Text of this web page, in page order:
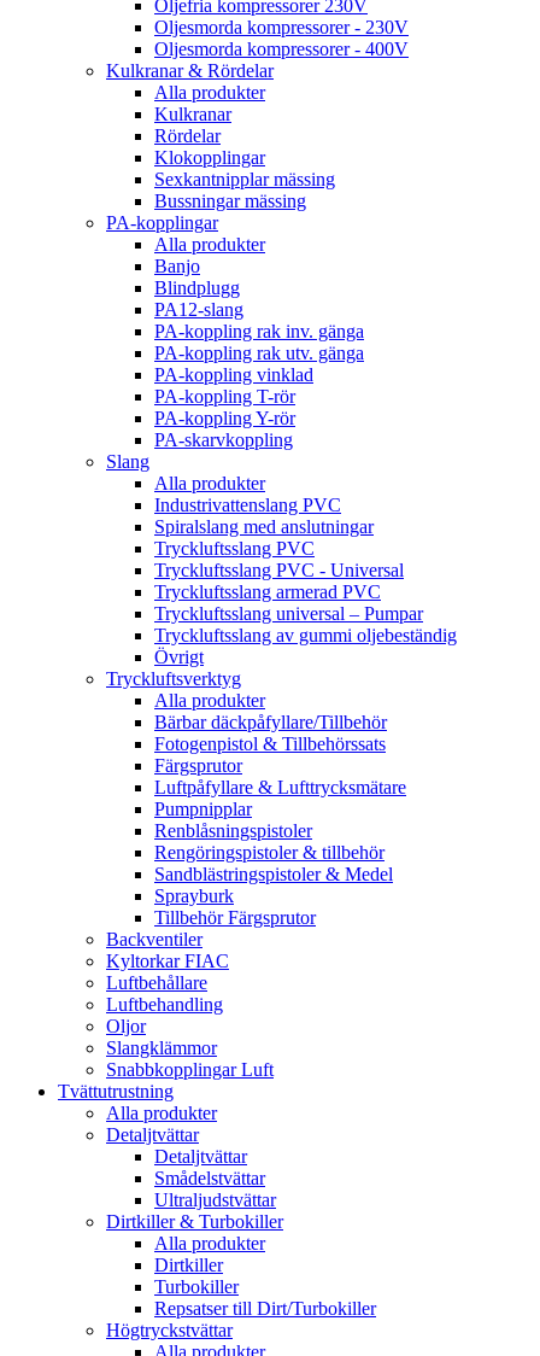
Oljefria kompressorer 230V
Oljesmorda kompressorer - 230V
Oljesmorda kompressorer - 400V
Kulkranar & Rördelar
Alla produkter
Kulkranar
Rördelar
Klokopplingar
Sexkantnipplar mässing
Bussningar mässing
PA-kopplingar
Alla produkter
Banjo
Blindplugg
PA12-slang
PA-koppling rak inv. gänga
PA-koppling rak utv. gänga
PA-koppling vinklad
PA-koppling T-rör
PA-koppling Y-rör
PA-skarvkoppling
Slang
Alla produkter
Industrivattenslang PVC
Spiralslang med anslutningar
Tryckluftsslang PVC
Tryckluftsslang PVC - Universal
Tryckluftsslang armerad PVC
Tryckluftsslang universal – Pumpar
Tryckluftsslang av gummi oljebeständig
Övrigt
Tryckluftsverktyg
Alla produkter
Bärbar däckpåfyllare/Tillbehör
Fotogenpistol & Tillbehörssats
Färgsprutor
Luftpåfyllare & Lufttrycksmätare
Pumpnipplar
Renblåsningspistoler
Rengöringspistoler & tillbehör
Sandblästringspistoler & Medel
Sprayburk
Tillbehör Färgsprutor
Backventiler
Kyltorkar FIAC
Luftbehållare
Luftbehandling
Oljor
Slangklämmor
Snabbkopplingar Luft
Tvättutrustning
Alla produkter
Detaljtvättar
Detaljtvättar
Smådelstvättar
Ultraljudstvättar
Dirtkiller & Turbokiller
Alla produkter
Dirtkiller
Turbokiller
Repsatser till Dirt/Turbokiller
Högtryckstvättar
Alla produkter